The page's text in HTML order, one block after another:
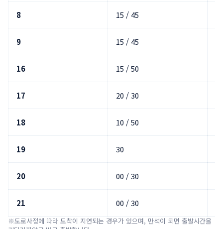
8 15 / 45
9 15 / 45
16 15 / 50
17 20 / 30
18 10 / 50
19 30
20 00 / 30
21 00 / 30
※도로사정에 따라 도착이 지연되는 경우가 있으며, 만석이 되면 출발시간을